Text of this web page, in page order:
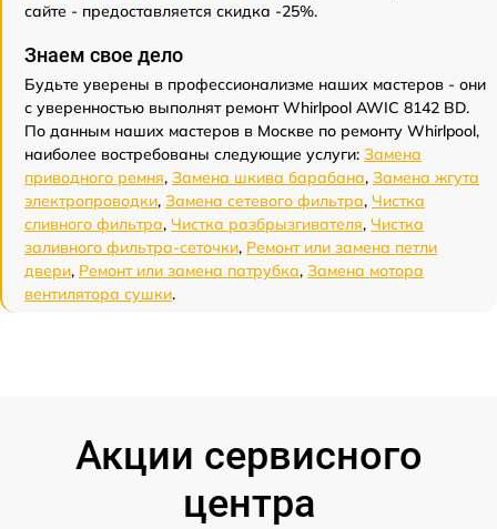
сайте - предоставляется скидка -25%.
Знаем свое дело
Будьте уверены в профессионализме наших мастеров - они
с уверенностью выполнят ремонт Whirlpool AWIC 8142 BD.
По данным наших мастеров в Москве по ремонту Whirlpool,
наиболее востребованы следующие услуги: Замена
приводного ремня, Замена шкива барабана, Замена жгута
электропроводки, Замена сетевого фильтра, Чистка
сливного фильтра, Чистка разбрызгивателя, Чистка
заливного фильтра-сеточки, Ремонт или замена петли
двери, Ремонт или замена патрубка, Замена мотора
вентилятора сушки.
Акции сервисного
центра